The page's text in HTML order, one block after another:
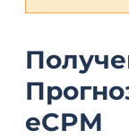
eCPM